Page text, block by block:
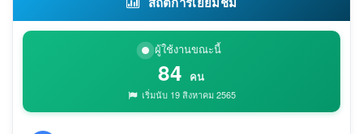
ผู้ใช้งานขณะนี้
84 คน
เริ่มนับ 19 สิงหาคม 2565